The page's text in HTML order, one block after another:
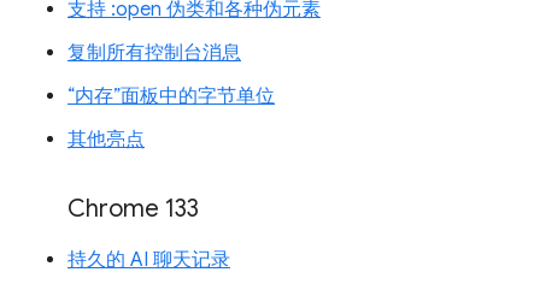
支持 :open 伪类和各种伪元素
复制所有控制台消息
“内存”面板中的字节单位
其他亮点
Chrome 133
持久的 AI 聊天记录